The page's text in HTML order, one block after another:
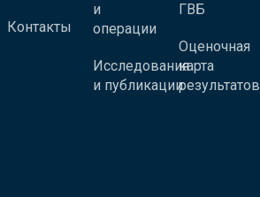
Контакты
и
операции
Исследования
и публикации
ГВБ
Оценочная
карта
результатов